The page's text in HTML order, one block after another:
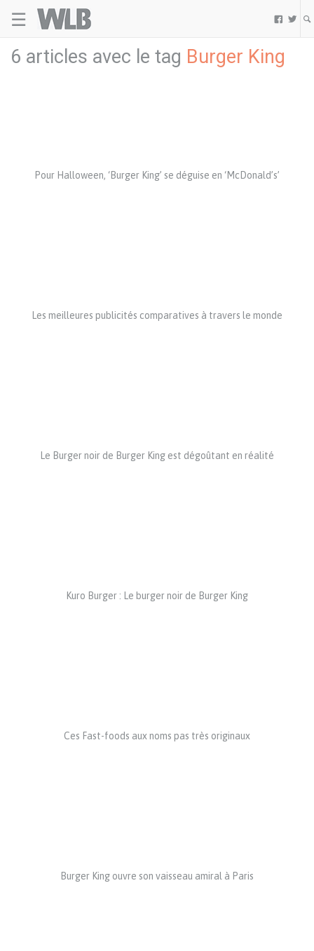
☰  
6 articles avec le tag Burger King
Pour Halloween, ‘Burger King’ se déguise en ‘McDonald’s’
Les meilleures publicités comparatives à travers le monde
Le Burger noir de Burger King est dégoûtant en réalité
Kuro Burger : Le burger noir de Burger King
Ces Fast-foods aux noms pas très originaux
Burger King ouvre son vaisseau amiral à Paris